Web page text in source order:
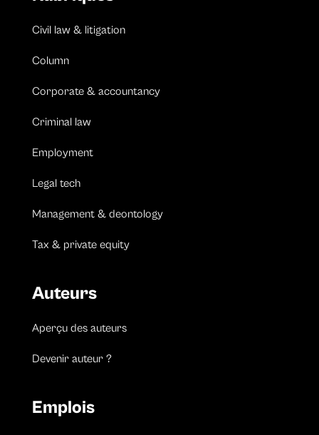
Civil law & litigation
Column
Corporate & accountancy
Criminal law
Employment
Legal tech
Management & deontology
Tax & private equity
Auteurs
Aperçu des auteurs
Devenir auteur ?
Emplois